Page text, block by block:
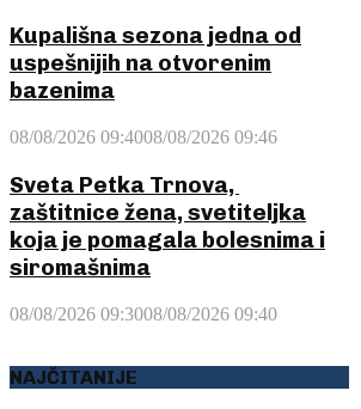
Kupališna sezona jedna od
uspešnijih na otvorenim
bazenima
08/08/2026 09:4008/08/2026 09:46
Sveta Petka Trnova,
zaštitnice žena, svetiteljka
koja je pomagala bolesnima i
siromašnima
08/08/2026 09:3008/08/2026 09:40
NAJČITANIJE